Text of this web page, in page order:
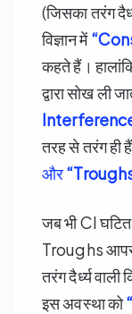
(जिसका तरंग
विज्ञान में
कहते हैं।
द्वारा सोख ली
तरह से तरंग ही
और
जब भी CI घटित
Troughs
तरंग दैर्ध्य वाली
इस अवस्था को